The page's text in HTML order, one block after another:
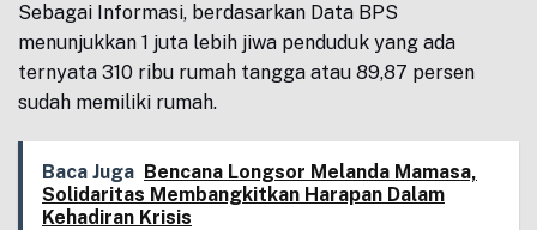
Sebagai Informasi, berdasarkan Data BPS
menunjukkan 1 juta lebih jiwa penduduk yang ada
ternyata 310 ribu rumah tangga atau 89,87 persen
sudah memiliki rumah.
Baca Juga Bencana Longsor Melanda Mamasa,
Solidaritas Membangkitkan Harapan Dalam
Kehadiran Krisis